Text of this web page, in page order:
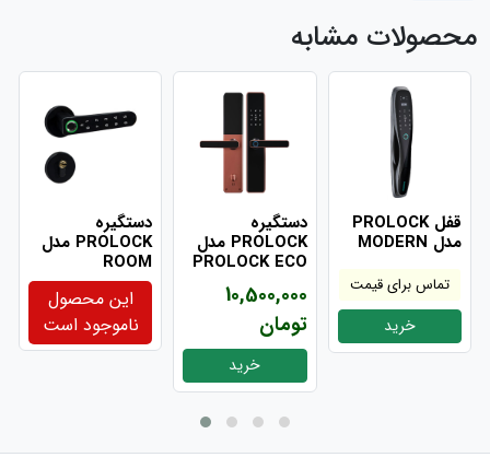
محصولات مشابه
دستگیره
PROLOCK مدل
ROOM
این محصول
ناموجود است
دستگیره
PROLOCK مدل
PROLOCK ECO
10,500,000
تومان
خرید
قفل PROLOCK
مدل MODERN
تماس برای قیمت
خرید